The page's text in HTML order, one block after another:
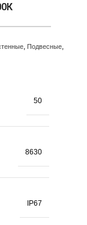
, Подвесные,
50
8630
IP67